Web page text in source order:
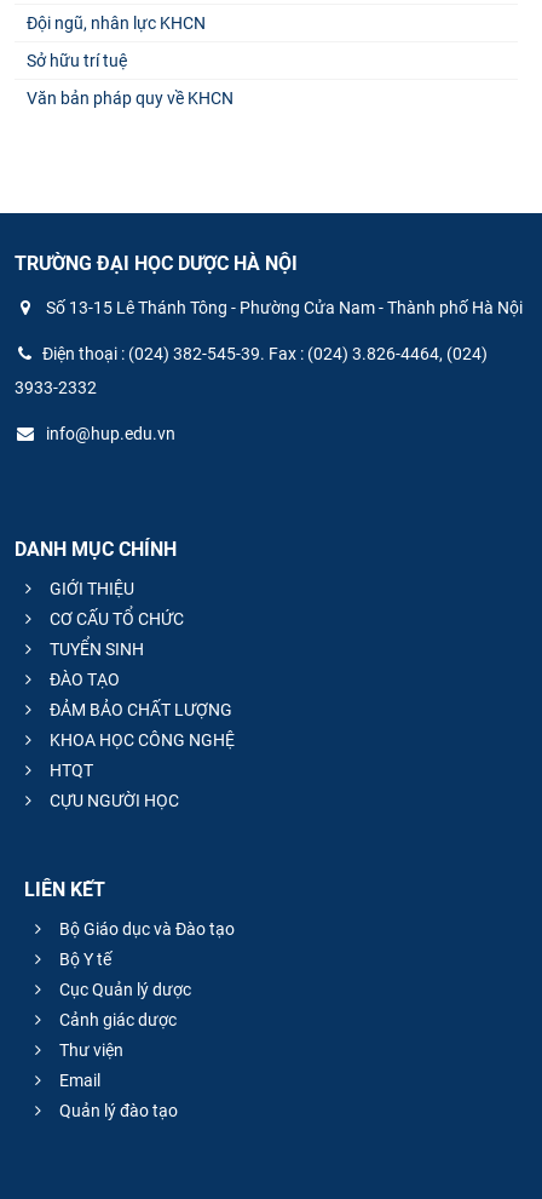
Đội ngũ, nhân lực KHCN
Sở hữu trí tuệ
Văn bản pháp quy về KHCN
TRƯỜNG ĐẠI HỌC DƯỢC HÀ NỘI
Số 13-15 Lê Thánh Tông - Phường Cửa Nam - Thành phố Hà Nội
Điện thoại : (024) 382-545-39. Fax : (024) 3.826-4464, (024)
3933-2332
info@hup.edu.vn
DANH MỤC CHÍNH
GIỚI THIỆU
CƠ CẤU TỔ CHỨC
TUYỂN SINH
ĐÀO TẠO
ĐẢM BẢO CHẤT LƯỢNG
KHOA HỌC CÔNG NGHỆ
HTQT
CỰU NGƯỜI HỌC
LIÊN KẾT
Bộ Giáo dục và Đào tạo
Bộ Y tế
Cục Quản lý dược
Cảnh giác dược
Thư viện
Email
Quản lý đào tạo